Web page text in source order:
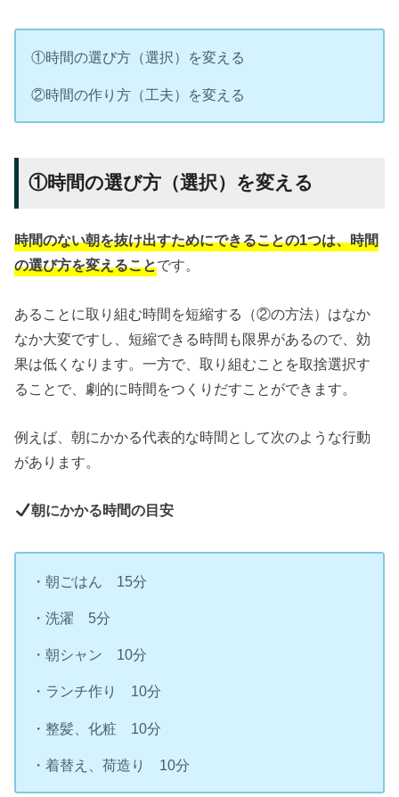
①時間の選び方（選択）を変える
②時間の作り方（工夫）を変える
①時間の選び方（選択）を変える
時間のない朝を抜け出すためにできることの1つは、時間
の選び方を変えることです。
あることに取り組む時間を短縮する（②の方法）はなか
なか大変ですし、短縮できる時間も限界があるので、効
果は低くなります。一方で、取り組むことを取捨選択す
ることで、劇的に時間をつくりだすことができます。
例えば、朝にかかる代表的な時間として次のような行動
があります。
朝にかかる時間の目安
・朝ごはん 15分
・洗濯 5分
・朝シャン 10分
・ランチ作り 10分
・整髪、化粧 10分
・着替え、荷造り 10分